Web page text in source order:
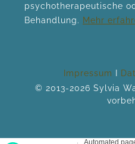
psychotherapeutische
Behandlung. Mehr
Impressum
© 2013-2026 Sylvia